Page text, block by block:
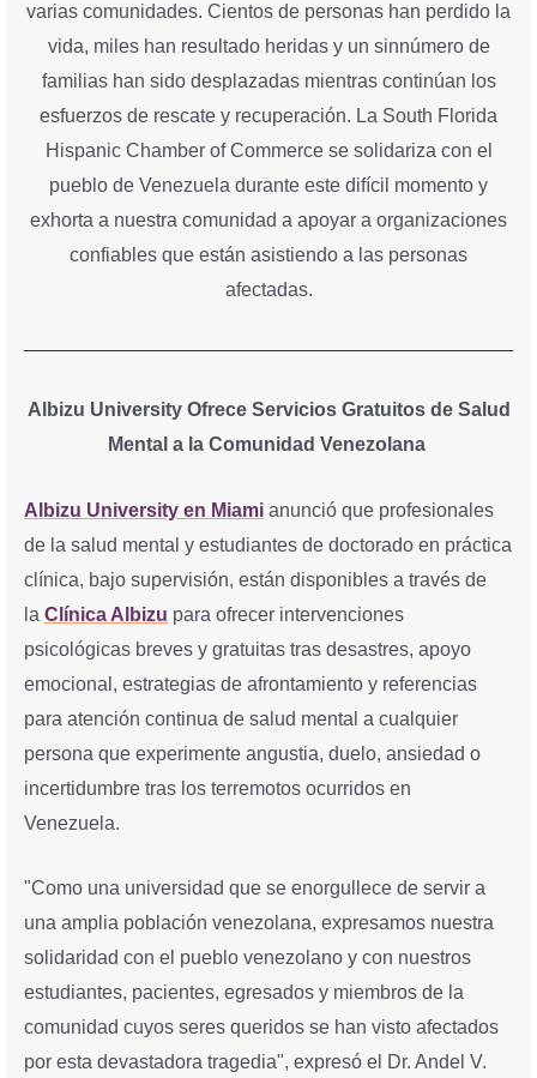
varias comunidades. Cientos de personas han perdido la
vida, miles han resultado heridas y un sinnúmero de
familias han sido desplazadas mientras continúan los
esfuerzos de rescate y recuperación. La South Florida
Hispanic Chamber of Commerce se solidariza con el
pueblo de Venezuela durante este difícil momento y
exhorta a nuestra comunidad a apoyar a organizaciones
confiables que están asistiendo a las personas
afectadas.
Albizu University Ofrece Servicios Gratuitos de Salud
Mental a la Comunidad Venezolana
Albizu University en Miami anunció que profesionales
de la salud mental y estudiantes de doctorado en práctica
clínica, bajo supervisión, están disponibles a través de
la Clínica Albizu para ofrecer intervenciones
psicológicas breves y gratuitas tras desastres, apoyo
emocional, estrategias de afrontamiento y referencias
para atención continua de salud mental a cualquier
persona que experimente angustia, duelo, ansiedad o
incertidumbre tras los terremotos ocurridos en
Venezuela.
"Como una universidad que se enorgullece de servir a
una amplia población venezolana, expresamos nuestra
solidaridad con el pueblo venezolano y con nuestros
estudiantes, pacientes, egresados y miembros de la
comunidad cuyos seres queridos se han visto afectados
por esta devastadora tragedia", expresó el Dr. Andel V.